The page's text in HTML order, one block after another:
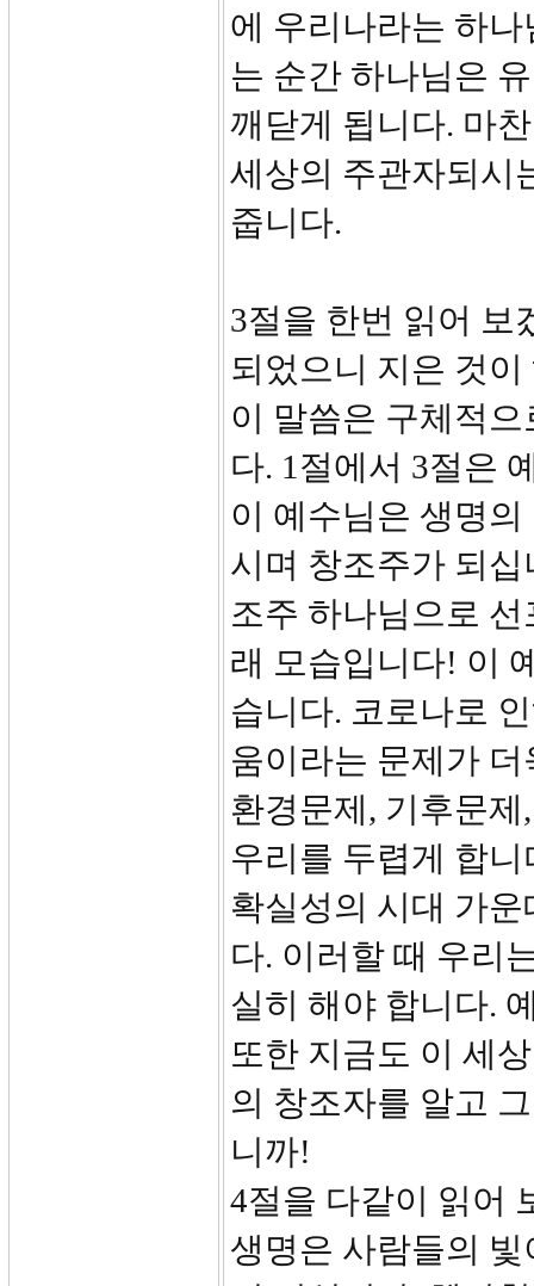
에 우리나라는 하
는 순간 하나님은
깨닫게 됩니다. 마
세상의 주관자되시
줍니다.
3절을 한번 읽어 보
되었으니 지은 것
이 말씀은 구체적
다. 1절에서 3절은
이 예수님은 생명
시며 창조주가 되
조주 하나님으로
래 모습입니다! 이
습니다. 코로나로
움이라는 문제가
환경문제, 기후문
우리를 두렵게 합
확실성의 시대 가
다. 이러할 때 우리
실히 해야 합니다.
또한 지금도 이 세
의 창조자를 알고
니까!
4절을 다같이 읽어
생명은 사람들의